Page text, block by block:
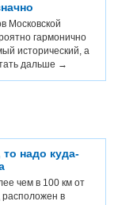
Московской
гармонично
исторический, а
дальше →
надо куда-
чем в 100 км от
расположен в